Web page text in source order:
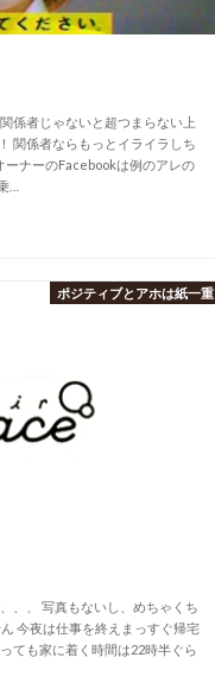
係者じゃないと超つまらない上
関係者ならもっとイライラしち
ーナーのFacebookは例のアレの
…
ポジティブとアホは紙一重
、、 写真もないし、めちゃくち
今夜は仕事を終えまっすぐ帰宅
ても家に着く時間は22時半ぐら